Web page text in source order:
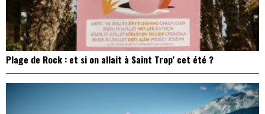
Plage de Rock : et si on allait à Saint Trop’ cet été ?